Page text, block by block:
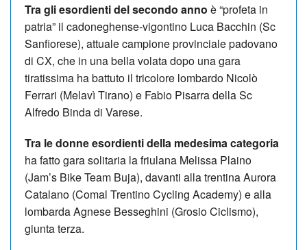
Tra gli esordienti del secondo anno è “profeta in
patria” il cadoneghense-vigontino Luca Bacchin (Sc
Sanfiorese), attuale campione provinciale padovano
di CX, che in una bella volata dopo una gara
tiratissima ha battuto il tricolore lombardo Nicolò
Ferrari (Melavì Tirano) e Fabio Pisarra della Sc
Alfredo Binda di Varese.
Tra le donne esordienti della medesima categoria
ha fatto gara solitaria la friulana Melissa Plaino
(Jam’s Bike Team Buja), davanti alla trentina Aurora
Catalano (Comal Trentino Cycling Academy) e alla
lombarda Agnese Besseghini (Grosio Ciclismo),
giunta terza.